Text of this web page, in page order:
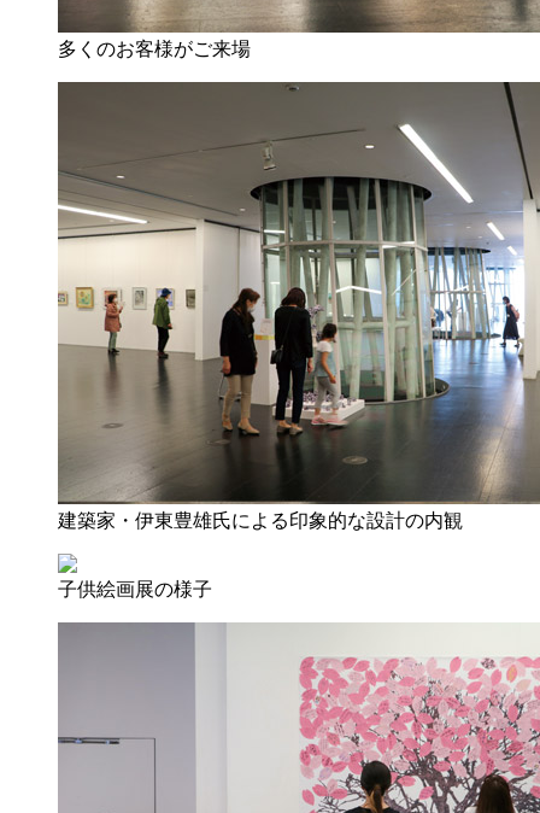
多くのお客様がご来場
建築家・伊東豊雄氏による印象的な設計の内観
子供絵画展の様子